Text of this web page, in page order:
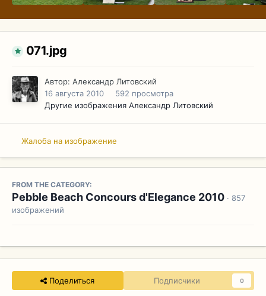
071.jpg
Автор: Александр Литовский
16 августа 2010
592 просмотра
Другие изображения Александр Литовский
Жалоба на изображение
FROM THE CATEGORY:
Pebble Beach Concours d'Elegance 2010 · 857
изображений
Поделиться Подписчики 0